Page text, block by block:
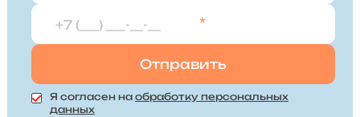
*
Я согласен на обработку персональных
данных